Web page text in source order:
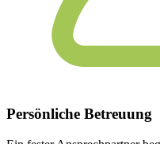
Persönliche Betreuung